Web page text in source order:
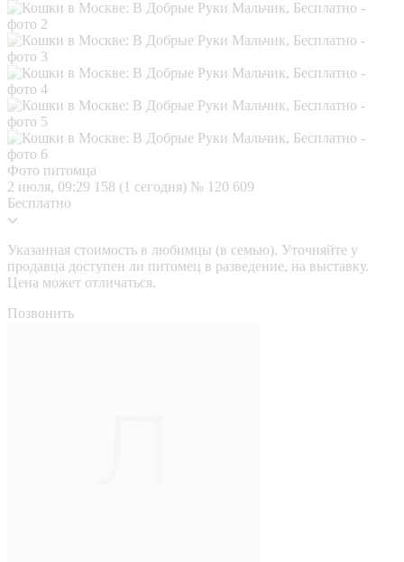
Фото питомца
2 июля, 09:29 158 (1 сегодня) № 120 609
Бесплатно
Указанная стоимость в любимцы (в семью). Уточняйте у
продавца доступен ли питомец в разведение, на выставку.
Цена может отличаться.
Позвонить